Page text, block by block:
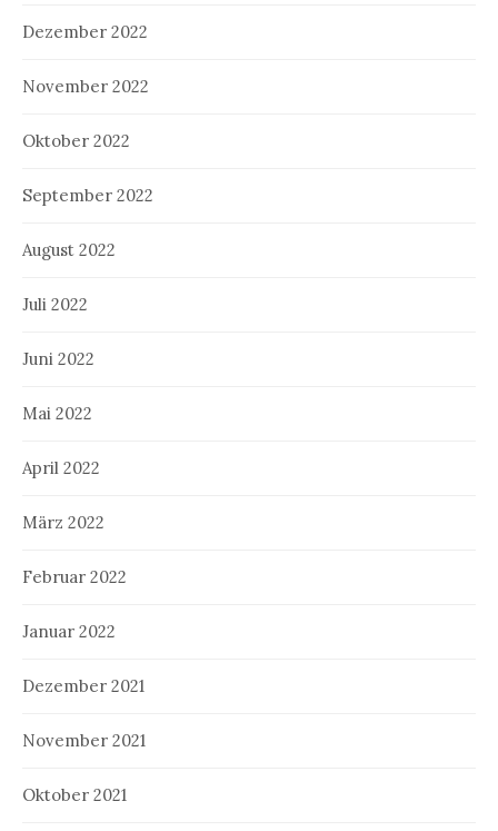
Dezember 2022
November 2022
Oktober 2022
September 2022
August 2022
Juli 2022
Juni 2022
Mai 2022
April 2022
März 2022
Februar 2022
Januar 2022
Dezember 2021
November 2021
Oktober 2021